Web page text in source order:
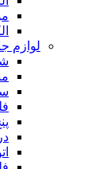
لوازم